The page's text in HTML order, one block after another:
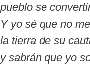
pueblo se
Y yo sé que no
la tierra de su
y sabrán que yo